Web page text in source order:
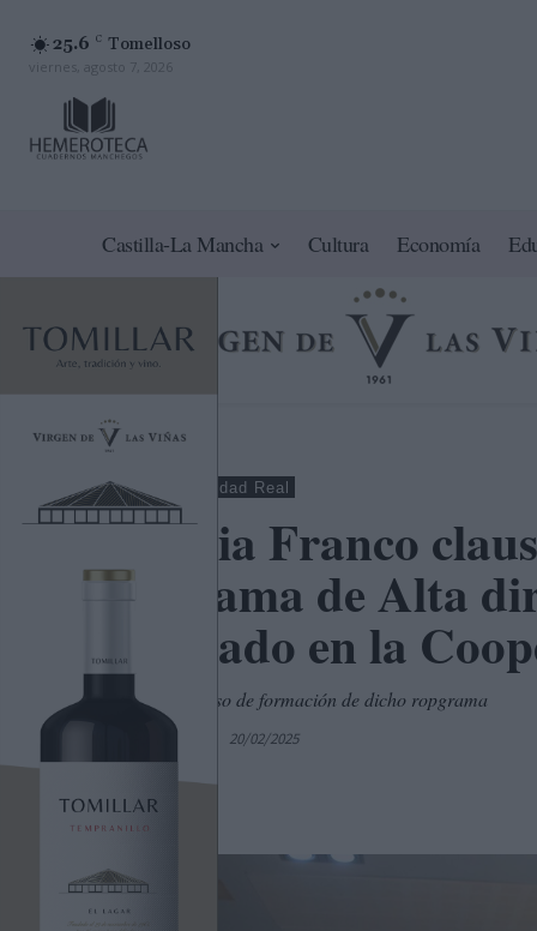
25.6 C Tomelloso
viernes, agosto 7, 2026
Castilla-La Mancha Cultura Economía
Tomelloso Ciudad Real
Patricia Franco
Programa de Alta
celebrado en la
Es el primer curso de formación de dicho ropgrama
20/02/2025